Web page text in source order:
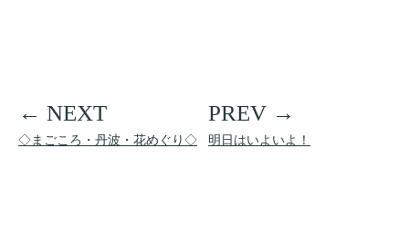
◇まごころ・丹波・花めぐり◇ 明日はいよいよ！